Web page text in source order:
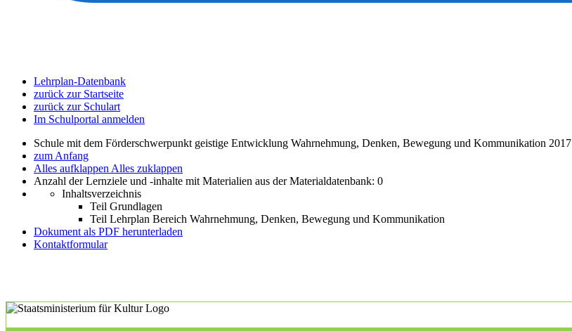
Lehrplan-Datenbank
zurück zur Startseite
zurück zur Schulart
Im Schulportal anmelden
Schule mit dem Förderschwerpunkt geistige Entwicklung Wahrnehmung, Denken, Bewegung und Kommunikation 2017
zum Anfang
Alles aufklappen Alles zuklappen
Anzahl der Lernziele und -inhalte mit Materialien aus der Materialdatenbank: 0
Inhaltsverzeichnis
Teil Grundlagen
Teil Lehrplan Bereich Wahrnehmung, Denken, Bewegung und Kommunikation
Dokument als PDF herunterladen
Kontaktformular